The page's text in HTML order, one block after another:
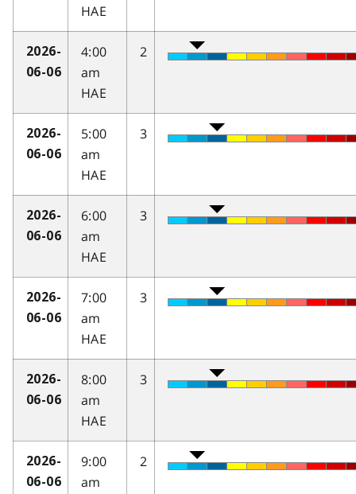
HAE
2026-
06-06
4:00
am
HAE
2
2026-
06-06
5:00
am
HAE
3
2026-
06-06
6:00
am
HAE
3
2026-
06-06
7:00
am
HAE
3
2026-
06-06
8:00
am
HAE
3
2026-
06-06
9:00
am
2